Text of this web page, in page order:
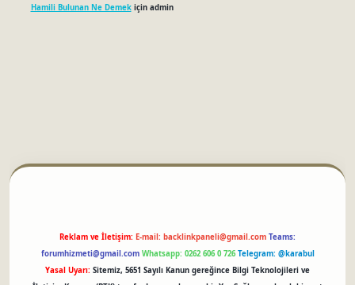
Hamili Bulunan Ne Demekiçin admin
Reklam ve İletişim: E-mail: backlinkpaneli@gmail.com Teams:
forumhizmeti@gmail.com Whatsapp: 0262 606 0 726 Telegram: @karabul
Yasal Uyarı: Sitemiz, 5651 Sayılı Kanun gereğince Bilgi Teknolojileri ve